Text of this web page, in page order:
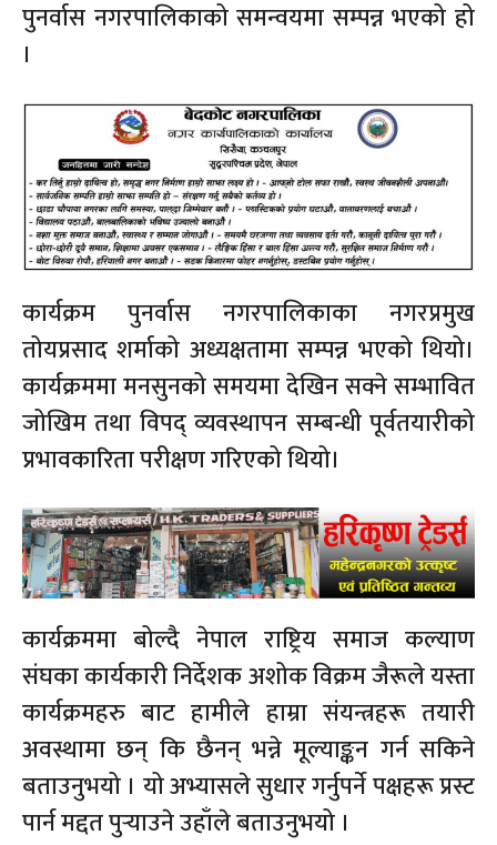
पुनर्वास नगरपालिकाको समन्वयमा सम्पन्न भएको हो
।
कार्यक्रम पुनर्वास नगरपालिकाका नगरप्रमुख
तोयप्रसाद शर्माको अध्यक्षतामा सम्पन्न भएको थियो।
कार्यक्रममा मनसुनको समयमा देखिन सक्ने सम्भावित
जोखिम तथा विपद्‌ व्यवस्थापन सम्बन्धी पूर्वतयारीको
प्रभावकारिता परीक्षण गरिएको थियो।
कार्यक्रममा बोल्दै नेपाल राष्ट्रिय समाज कल्याण
संघका कार्यकारी निर्देशक अशोक विक्रम जैरूले यस्ता
कार्यक्रमहरु बाट हामीले हाम्रा संयन्त्रहरू तयारी
अवस्थामा छन् कि छैनन् भन्ने मूल्याङ्कन गर्न सकिने
बताउनुभयो । यो अभ्यासले सुधार गर्नुपर्ने पक्षहरू प्रस्ट
पार्न मद्दत पुर्‍याउने उहाँले बताउनुभयो ।